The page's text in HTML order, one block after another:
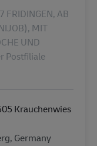
FRIDINGEN, AB
MIT
UND
Postfiliale
Krauchenwies
Germany